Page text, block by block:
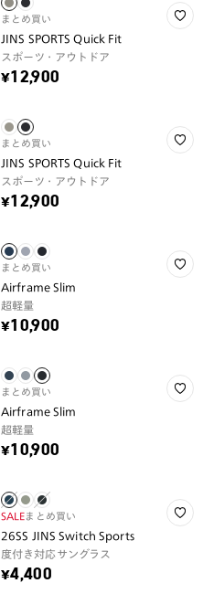
まとめ買い
JINS SPORTS Quick Fit
スポーツ・アウトドア
¥12,900
まとめ買い
JINS SPORTS Quick Fit
スポーツ・アウトドア
¥12,900
まとめ買い
Airframe Slim
超軽量
¥10,900
まとめ買い
Airframe Slim
超軽量
¥10,900
SALEまとめ買い
26SS JINS Switch Sports
度付き対応サングラス
¥4,400